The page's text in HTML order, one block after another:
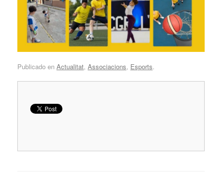
Publicado en Actualitat, Associacions, Esports.